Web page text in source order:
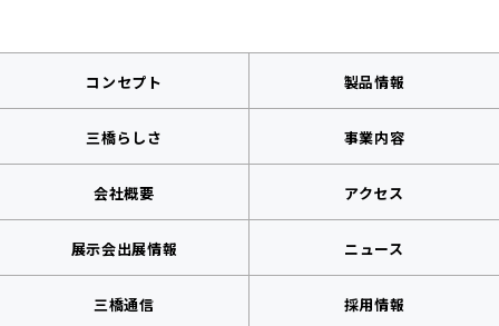
コンセプト 製品情報
三橋らしさ 事業内容
会社概要 アクセス
展示会出展情報 ニュース
三橋通信 採用情報